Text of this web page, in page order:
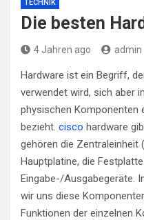
TECHNIK
Die besten
4 Jahren ago admin
Hardware ist ein Begriff,
verwendet wird, sich aber
physischen Komponenten
bezieht. cisco hardware
gehören die Zentraleinheit
Hauptplatine, die
Eingabe-/Ausgabegeräte.
wir uns diese
Funktionen der einzelnen